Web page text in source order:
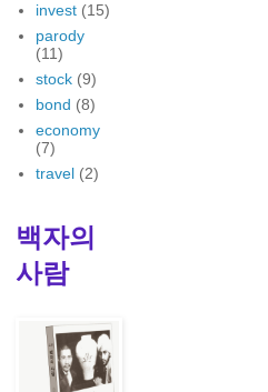
invest (15)
parody
(11)
stock (9)
bond (8)
economy
(7)
travel (2)
백자의
사람